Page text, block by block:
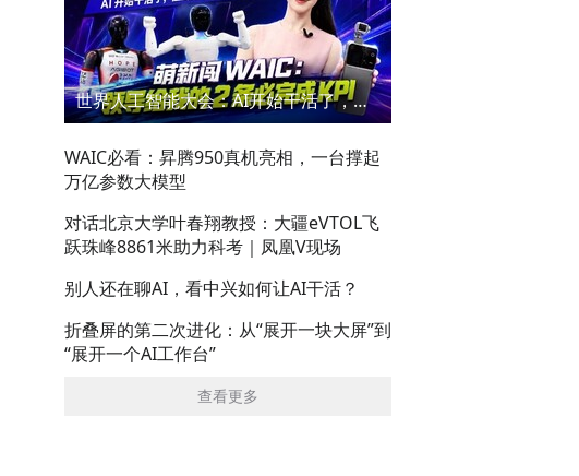
世界人工智能大会：AI开始干活了，但到底干的怎么样？萌新闯WAIC
WAIC必看：昇腾950真机亮相，一台撑起
万亿参数大模型
对话北京大学叶春翔教授：大疆eVTOL飞
跃珠峰8861米助力科考｜凤凰V现场
别人还在聊AI，看中兴如何让AI干活？
折叠屏的第二次进化：从“展开一块大屏”到
“展开一个AI工作台”
查看更多